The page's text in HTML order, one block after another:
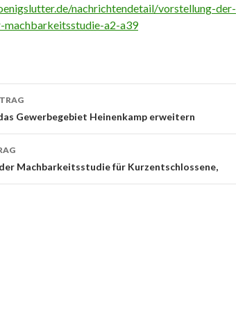
nachrichtendetail/vorstellung-der-
machbarkeitsstudie-a2-a39
Gewerbegebiet Heinenkamp erweitern
Machbarkeitsstudie für Kurzentschlossene,